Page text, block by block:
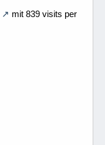
mit 839 visits per